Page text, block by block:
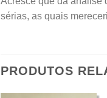
sérias, as quais
PRODUTOS